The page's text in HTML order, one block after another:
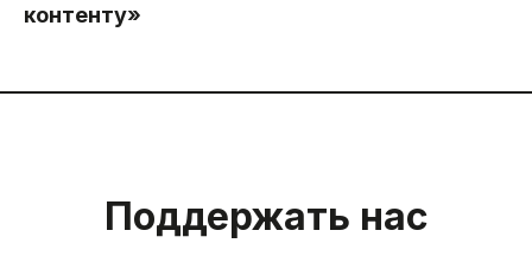
контенту»
Поддержать нас